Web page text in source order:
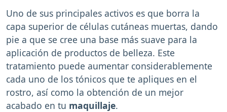
Uno de sus principales activos es que borra la
capa superior de células cutáneas muertas, dando
pie a que se cree una base más suave para la
aplicación de productos de belleza. Este
tratamiento puede aumentar considerablemente
cada uno de los tónicos que te apliques en el
rostro, así como la obtención de un mejor
acabado en tu maquillaje.